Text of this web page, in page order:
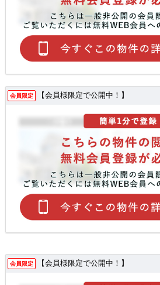
会員限定 【会員様限定で公開中！】
会員限定 【会員様限定で公開中！】